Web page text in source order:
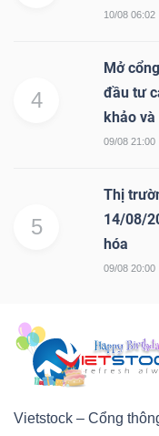
10/08 06:02
4
Mở
đầu tư
khảo và
09/08 21:00
5
Thị
14/08/
hóa
09/08 20:00
Vietstock – Cổng